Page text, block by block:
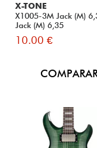
X-TONE
X1005-3M Jack (M)
Jack (M) 6,35
10.00 €